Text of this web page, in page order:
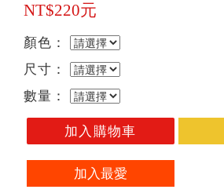
NT$220元
顏色：
尺寸：
數量：
加入購物車
加入最愛